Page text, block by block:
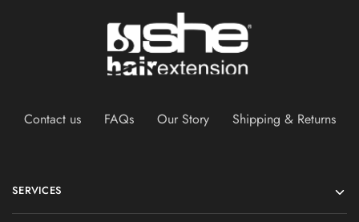
Contact us FAQs Our Story Shipping & Returns
SERVICES